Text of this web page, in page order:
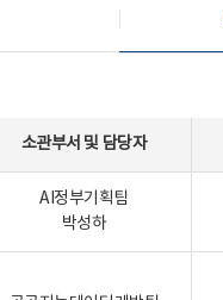
소관부서 및 담당자
AI정부기획팀
박성하